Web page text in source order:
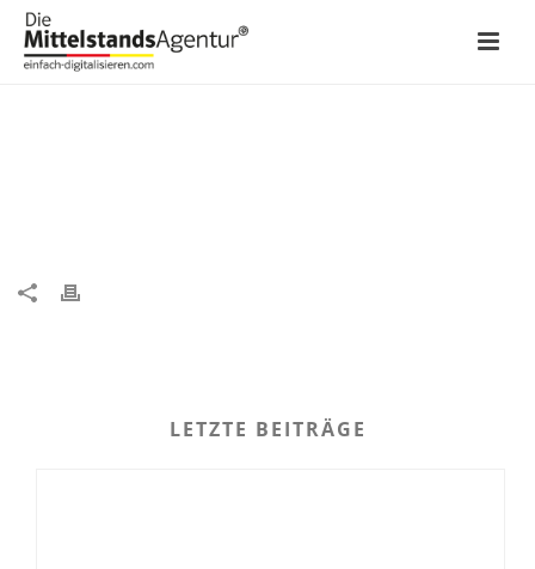
DEMO GRID 01
LETZTE BEITRÄGE